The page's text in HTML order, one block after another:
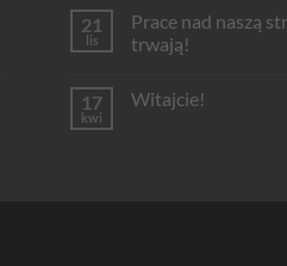
21
lis
Prace nad naszą
trwają!
do
17
kwi
Witajcie!